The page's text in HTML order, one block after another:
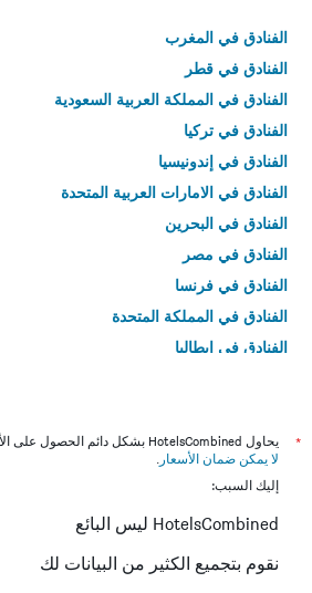
الفنادق في المغرب
الفنادق في قطر
الفنادق في المملكة العربية السعودية
الفنادق في تركيا
الفنادق في إندونيسيا
الفنادق في الامارات العربية المتحدة
الفنادق في البحرين
الفنادق في مصر
الفنادق في فرنسا
الفنادق في المملكة المتحدة
الفنادق في إيطاليا
*
يحاول HotelsCombined بشكل دائم الحصول على الأسعار الدقيقة، ولكن
لا يمكن ضمان الأسعار .
إليك السبب:
HotelsCombined ليس البائع
نقوم بتجميع الكثير من البيانات لك